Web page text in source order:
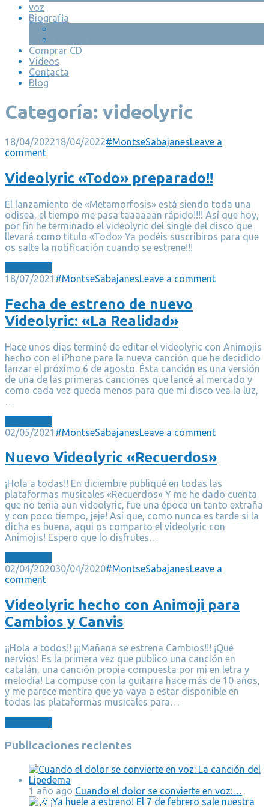
voz
Biografia
Comprar CD
Videos
Contacta
Blog
Categoría: videolyric
18/04/202218/04/2022#MontseSabajanesLeave a
comment
Videolyric «Todo» preparado!!
El lanzamiento de «Metamorfosis» está siendo toda una
odisea, el tiempo me pasa taaaaaan rápido!!!! Así que hoy,
por fin he terminado el videolyric del single del disco que
llevará como titulo «Todo» Ya podéis suscribiros para que
os salte la notificación cuando se estrene!!!
18/07/2021 #MontseSabajanesLeave a comment
Fecha de estreno de nuevo
Videolyric: «La Realidad»
Hace unos dias terminé de editar el videolyric con Animojis
hecho con el iPhone para la nueva canción que he decidido
lanzar el próximo 6 de agosto. Ésta canción es una versión
de una de las primeras canciones que lancé al mercado y
como cada vez queda menos para que mi disco vea la luz,
02/05/2021 #MontseSabajanesLeave a comment
Nuevo Videolyric «Recuerdos»
¡Hola a todas!! En diciembre publiqué en todas las
plataformas musicales «Recuerdos» Y me he dado cuenta
que no tenia aun videolyric, fue una época un tanto extraña
y con poco tiempo, jeje! Así que, como nunca es tarde si la
dicha es buena, aqui os comparto el videolyric con
Animojis! Espero que lo disfrutes…
02/04/202030/04/2020#MontseSabajanesLeave a
comment
Videolyric hecho con Animoji para
Cambios y Canvis
¡¡Hola a todos!! ¡¡¡Mañana se estrena Cambios!!! ¡Qué
nervios! Es la primera vez que publico una canción en
catalán, una canción propia compuesta por mi en letra y
melodía! La compuse con la guitarra hace más de 10 años,
y me parece mentira que ya vaya a estar disponible en
todas las plataformas musicales para…
Publicaciones recientes
1 año ago Cuando el dolor se convierte en voz:…